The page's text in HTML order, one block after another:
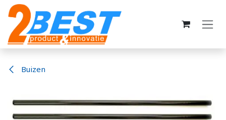
Overslaan naar inhoud
Buizen